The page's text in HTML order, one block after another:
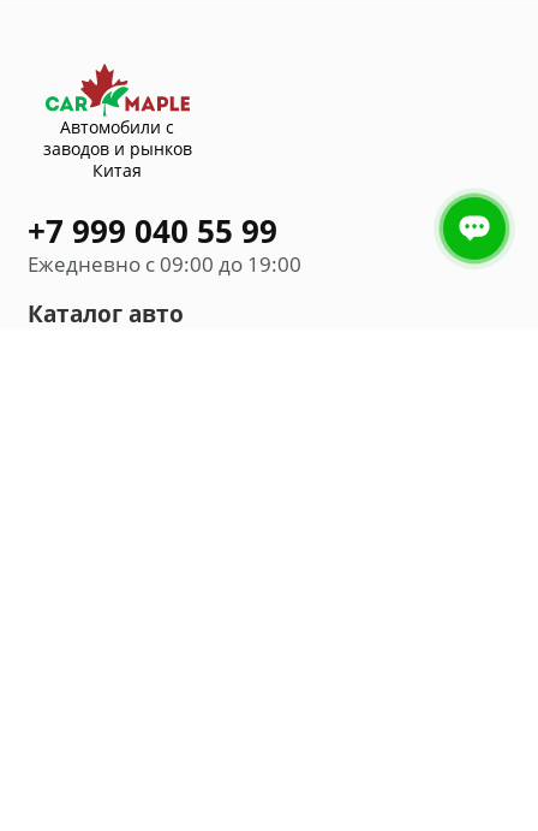
Автомобили с
заводов и рынков
Китая
+7 999 040 55 99
Ежедневно с 09:00 до 19:00
Каталог авто